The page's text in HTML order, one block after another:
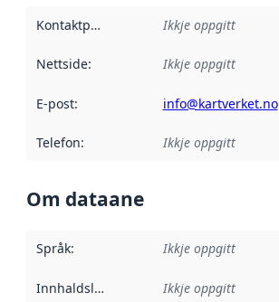
Kontaktpunkt Ikkje oppgitt
Nettside: Ikkje oppgitt
E-post: info@kartverket.no
Telefon: Ikkje oppgitt
Om dataane
Språk: Ikkje oppgitt
Innhaldsleverandørar :
Ikkje oppgitt